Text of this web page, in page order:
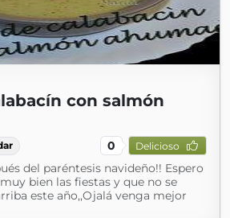
con salmón
0 Delicioso
del paréntesis navideño!! Espero
bien las fiestas y que no se
este año,,Ojalá venga mejor